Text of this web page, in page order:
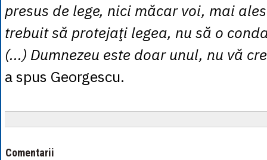
presus de lege, nici măcar voi, mai
trebuit să protejaţi legea, nu să o
(...) Dumnezeu este doar unul, nu vă
a spus Georgescu.
Comentarii